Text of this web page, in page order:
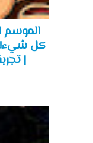
كل شيء!